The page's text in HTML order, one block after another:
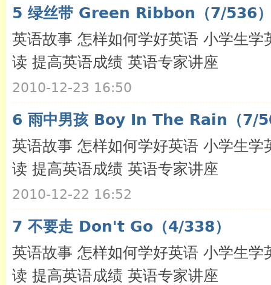
5 绿丝带 Green Ribbon（7/536
英语故事 怎样如何学好英语 小学生
读 提高英语成绩 英语专家讲座
2010-12-23 16:50
6 雨中男孩 Boy In The Rain（7/
英语故事 怎样如何学好英语 小学生
读 提高英语成绩 英语专家讲座
2010-12-22 16:52
7 不要走 Don't Go（4/338）
英语故事 怎样如何学好英语 小学生
读 提高英语成绩 英语专家讲座